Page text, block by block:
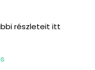
részleteit itt